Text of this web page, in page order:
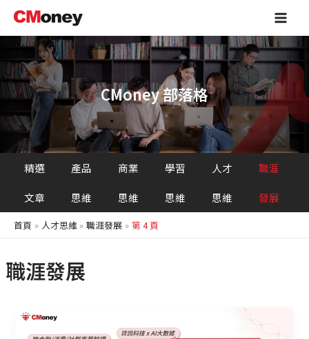
主
容
Main
CMoney 部落格
精選
文章
產品
思維
商業
思維
學習
思維
人才
思維
職涯
發展
首頁 人才思維 職涯發展 第 4 頁
職涯發展
CMoney
MA